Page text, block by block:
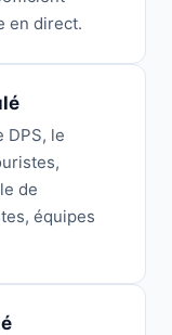
en direct.
DPS, le
de
équipes